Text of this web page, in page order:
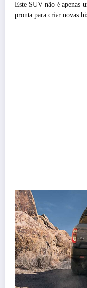
Este SUV não é apenas
pronta para criar novas